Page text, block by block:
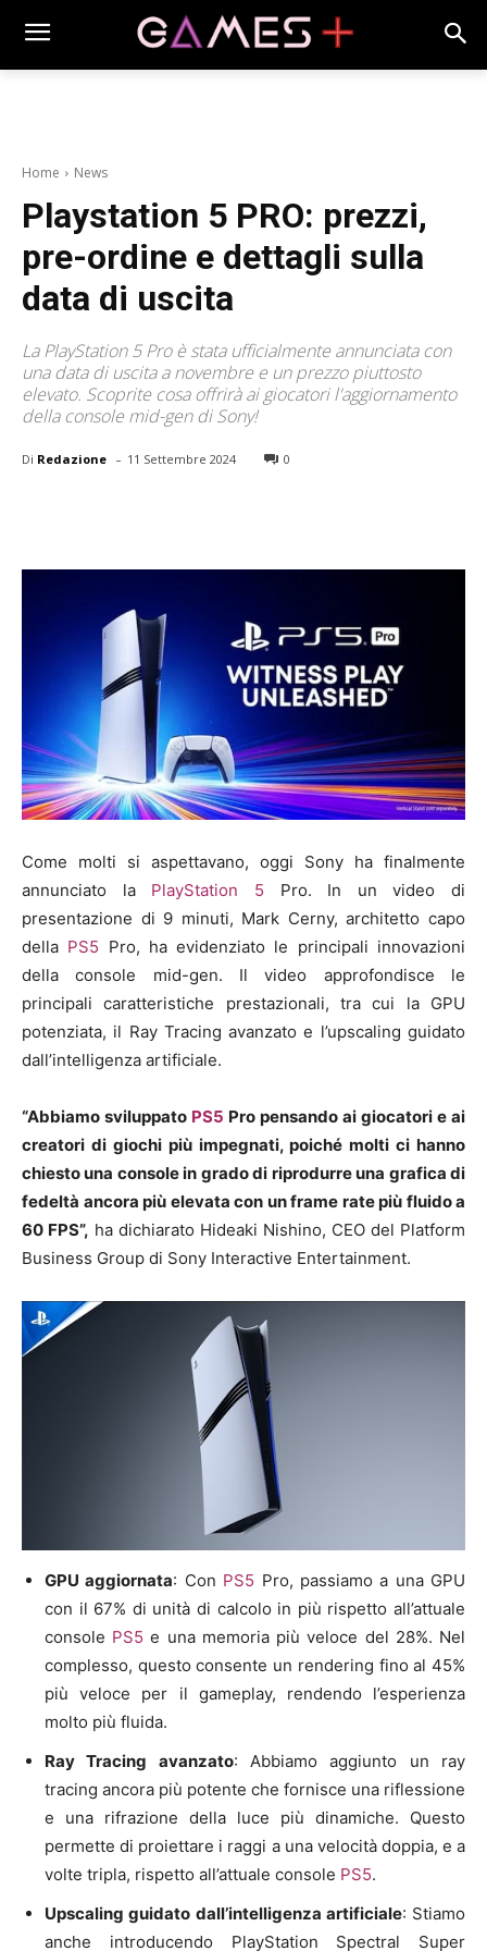
Home News
Playstation 5 PRO: prezzi,
pre-ordine e dettagli sulla
data di uscita
La PlayStation 5 Pro è stata ufficialmente annunciata con
una data di uscita a novembre e un prezzo piuttosto
elevato. Scoprite cosa offrirà ai giocatori l'aggiornamento
della console mid-gen di Sony!
Di Redazione - 11 Settembre 2024 0
Come molti si aspettavano, oggi Sony ha finalmente
annunciato la PlayStation 5 Pro. In un video di
presentazione di 9 minuti, Mark Cerny, architetto capo
della PS5 Pro, ha evidenziato le principali innovazioni
della console mid-gen. Il video approfondisce le
principali caratteristiche prestazionali, tra cui la GPU
potenziata, il Ray Tracing avanzato e l’upscaling guidato
dall’intelligenza artificiale.
“Abbiamo sviluppato PS5 Pro pensando ai giocatori e ai
creatori di giochi più impegnati, poiché molti ci hanno
chiesto una console in grado di riprodurre una grafica di
fedeltà ancora più elevata con un frame rate più fluido a
60 FPS”, ha dichiarato Hideaki Nishino, CEO del Platform
Business Group di Sony Interactive Entertainment.
GPU aggiornata: Con PS5 Pro, passiamo a una GPU
con il 67% di unità di calcolo in più rispetto all’attuale
console PS5 e una memoria più veloce del 28%. Nel
complesso, questo consente un rendering fino al 45%
più veloce per il gameplay, rendendo l’esperienza
molto più fluida.
Ray Tracing avanzato: Abbiamo aggiunto un ray
tracing ancora più potente che fornisce una riflessione
e una rifrazione della luce più dinamiche. Questo
permette di proiettare i raggi a una velocità doppia, e a
volte tripla, rispetto all’attuale console PS5.
Upscaling guidato dall’intelligenza artificiale: Stiamo
anche introducendo PlayStation Spectral Super